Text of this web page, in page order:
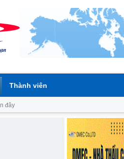
đây
Thành viên